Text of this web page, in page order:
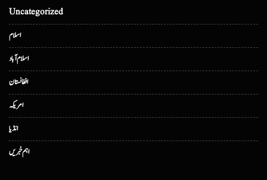
Uncategorized
اسلام
اسلام آباد
افغانستان
امریکہ
انڈیا
اہم خبریں